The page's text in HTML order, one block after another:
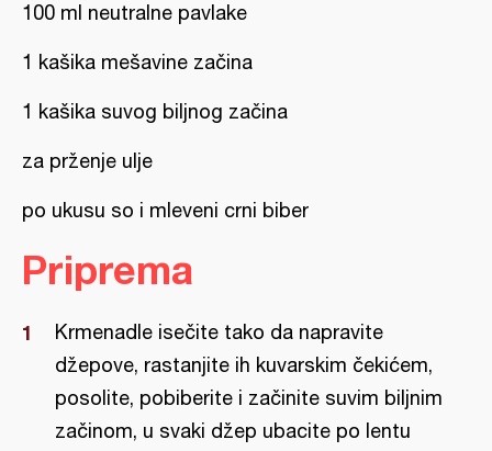
100 ml neutralne pavlake
1 kašika mešavine začina
1 kašika suvog biljnog začina
za prženje ulje
po ukusu so i mleveni crni biber
Priprema
Krmenadle isečite tako da napravite
džepove, rastanjite ih kuvarskim čekićem,
posolite, pobiberite i začinite suvim biljnim
začinom, u svaki džep ubacite po lentu